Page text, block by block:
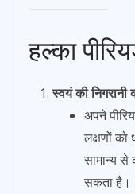
हल्का
स्वयं की निगरानी
अपने
लक्षणों को
सामान्य से
सकता है।